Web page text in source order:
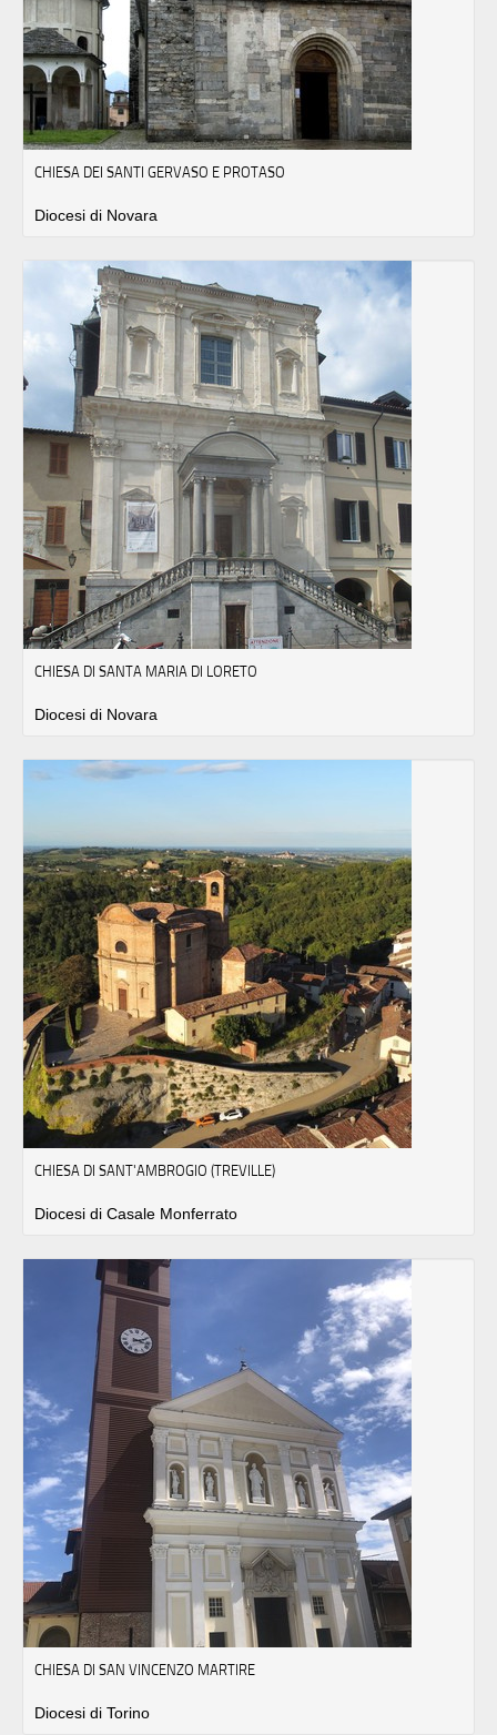
CHIESA DEI SANTI GERVASO E PROTASO
Diocesi di Novara
CHIESA DI SANTA MARIA DI LORETO
Diocesi di Novara
CHIESA DI SANT'AMBROGIO (TREVILLE)
Diocesi di Casale Monferrato
CHIESA DI SAN VINCENZO MARTIRE
Diocesi di Torino